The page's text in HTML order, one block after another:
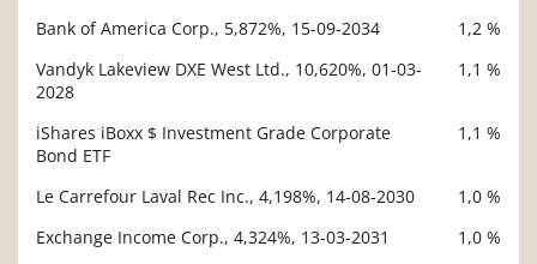
Bank of America Corp., 5,872%, 15-09-2034
1,2 %
Vandyk Lakeview DXE West Ltd., 10,620%, 01-03-
2028
1,1 %
iShares iBoxx $ Investment Grade Corporate
Bond ETF
1,1 %
Le Carrefour Laval Rec Inc., 4,198%, 14-08-2030
1,0 %
Exchange Income Corp., 4,324%, 13-03-2031
1,0 %